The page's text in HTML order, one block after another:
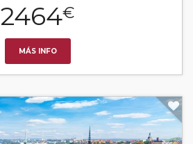
2464€
MÁS INFO